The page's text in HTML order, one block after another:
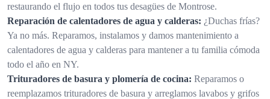
restaurando el flujo en todos tus desagües de Montrose.
Reparación de calentadores de agua y calderas: ¿Duchas frías?
Ya no más. Reparamos, instalamos y damos mantenimiento a
calentadores de agua y calderas para mantener a tu familia cómoda
todo el año en NY.
Trituradores de basura y plomería de cocina: Reparamos o
reemplazamos trituradores de basura y arreglamos lavabos y grifos